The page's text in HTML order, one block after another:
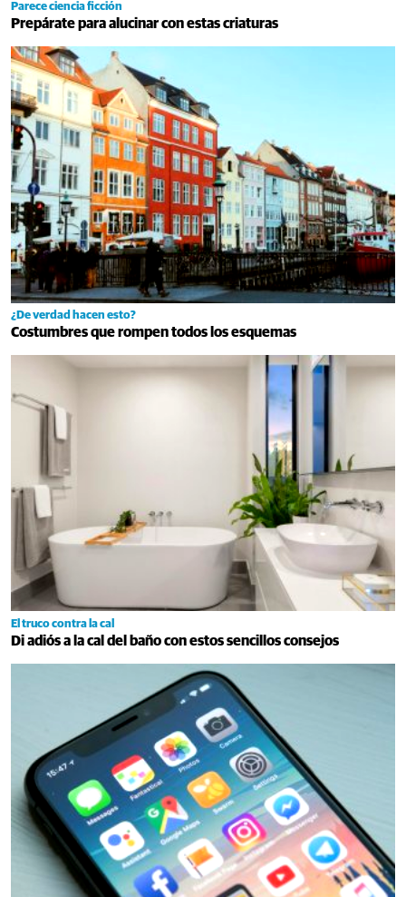
Parece ciencia ficción
Prepárate para alucinar con estas criaturas
¿De verdad hacen esto?
Costumbres que rompen todos los esquemas
El truco contra la cal
Di adiós a la cal del baño con estos sencillos consejos